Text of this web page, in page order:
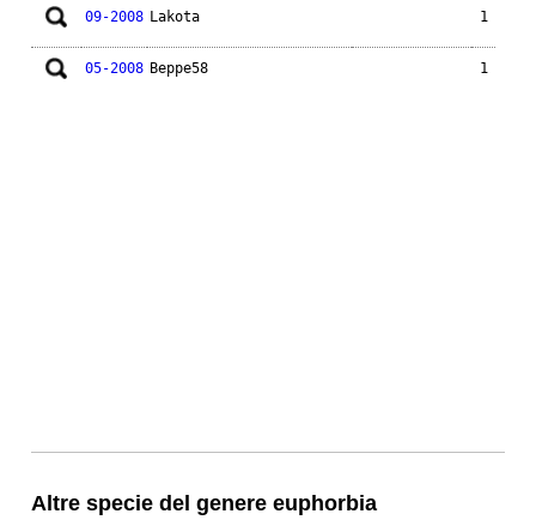
09-2008 Lakota 1
05-2008 Beppe58 1
Altre specie del genere euphorbia